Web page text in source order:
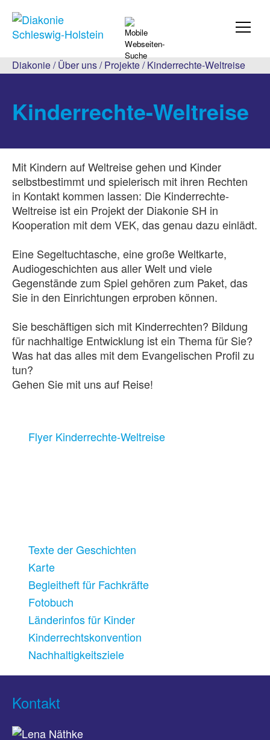
Diakonie/Über uns/Projekte/Kinderrechte-Weltreise
Kinderrechte-Weltreise
Mit Kindern auf Weltreise gehen und Kinder
selbstbestimmt und spielerisch mit ihren Rechten
in Kontakt kommen lassen: Die Kinderrechte-
Weltreise ist ein Projekt der Diakonie SH in
Kooperation mit dem VEK, das genau dazu einlädt.
Eine Segeltuchtasche, eine große Weltkarte,
Audiogeschichten aus aller Welt und viele
Gegenstände zum Spiel gehören zum Paket, das
Sie in den Einrichtungen erproben können.
Sie beschäftigen sich mit Kinderrechten? Bildung
für nachhaltige Entwicklung ist ein Thema für Sie?
Was hat das alles mit dem Evangelischen Profil zu
tun?
Gehen Sie mit uns auf Reise!
Flyer Kinderrechte-Weltreise
Texte der Geschichten
Karte
Begleitheft für Fachkräfte
Fotobuch
Länderinfos für Kinder
Kinderrechtskonvention
Nachhaltigkeitsziele
Kontakt